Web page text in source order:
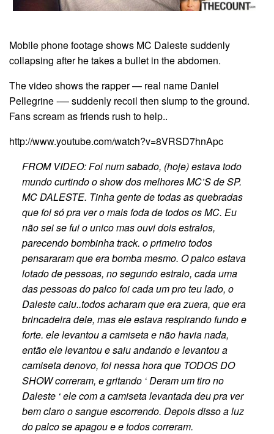
Mobile phone footage shows MC Daleste suddenly
collapsing after he takes a bullet in the abdomen.
The video shows the rapper — real name Daniel
Pellegrine -— suddenly recoil then slump to the ground.
Fans scream as friends rush to help..
http://www.youtube.com/watch?v=8VRSD7hnApc
FROM VIDEO: Foi num sabado, (hoje) estava todo
mundo curtindo o show dos melhores MC’S de SP.
MC DALESTE. Tinha gente de todas as quebradas
que foi só pra ver o mais foda de todos os MC. Eu
não sei se fui o unico mas ouvi dois estralos,
parecendo bombinha track. o primeiro todos
pensararam que era bomba mesmo. O palco estava
lotado de pessoas, no segundo estralo, cada uma
das pessoas do palco foi cada um pro teu lado, o
Daleste caiu..todos acharam que era zuera, que era
brincadeira dele, mas ele estava respirando fundo e
forte. ele levantou a camiseta e não havia nada,
então ele levantou e saiu andando e levantou a
camiseta denovo, foi nessa hora que TODOS DO
SHOW correram, e gritando ‘ Deram um tiro no
Daleste ‘ ele com a camiseta levantada deu pra ver
bem claro o sangue escorrendo. Depois disso a luz
do palco se apagou e e todos correram.